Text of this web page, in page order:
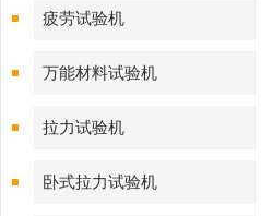
疲劳试验机
万能材料试验机
拉力试验机
卧式拉力试验机